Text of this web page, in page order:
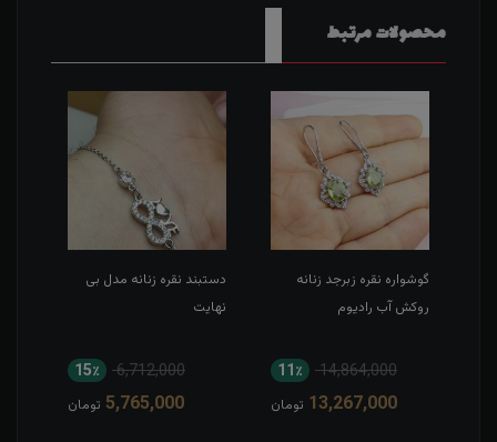
محصولات مرتبط
گوشواره نقره زبرجد زنانه
روکش آب رادیوم
14,864,000 11٪
13,267,000 تومان
دستبند نقره زنانه مدل بی
نهایت
6,712,000 15٪
5,765,000 تومان